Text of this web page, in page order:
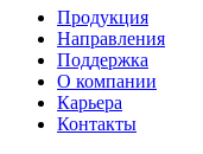
Продукция
Направления
Поддержка
О компании
Карьера
Контакты